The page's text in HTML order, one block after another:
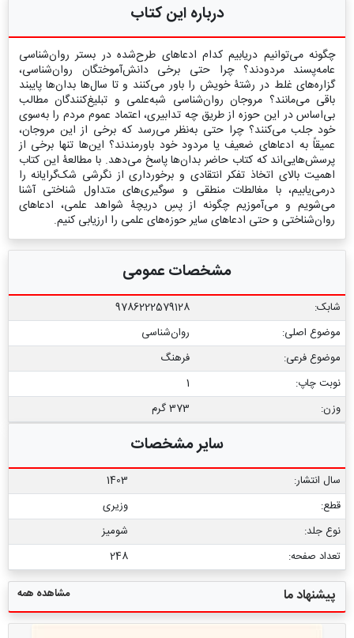
درباره این کتاب
چگونه می‌توانیم دریابیم کدام ادعاهای طرح‌شده در بستر روان‌شناسی
عامه‌پسند مردودند؟ چرا حتی برخی دانش‌آموختگان روان‌شناسی،
گزاره‌های غلط در رشتۀ خویش را باور می‌کنند و تا سال‌ها بدان‌ها پایبند
باقی می‌مانند؟ مروجان روان‌شناسی شبه‌علمی و تبلیغ‌کنندگان مطالب
بی‌اساس در این حوزه از طریق چه تدابیری، اعتماد عموم مردم را به‌سوی
خود جلب می‌کنند؟ چرا حتی به‌نظر می‌رسد که برخی از این مروجان،
عمیقاً به ادعاهای ضعیف یا مردود خود باورمندند؟ این‌ها تنها برخی از
پرسش‌هایی‌اند که کتاب حاضر بدان‌ها پاسخ می‌دهد. با مطالعۀ این کتاب
اهمیت بالای اتخاذ تفکر انتقادی و برخورداری از نگرشی شک‌گرایانه را
درمی‌یابیم، با مغالطات منطقی و سوگیری‌های متداول شناختی آشنا
می‌شویم و می‌آموزیم چگونه از پسِ دریچۀ شواهد علمی، ادعاهای
روان‌شناختی و حتی ادعاهای سایر حوزه‌های علمی را ارزیابی کنیم.
مشخصات عمومی
شابک:
9786222579128
موضوع اصلی:
روان‌شناسی
موضوع فرعی:
فرهنگ
نوبت چاپ:
1
وزن:
373 گرم
سایر مشخصات
سال انتشار:
1403
قطع:
وزیری
نوع جلد:
شومیز
تعداد صفحه:
248
پیشنهاد ما مشاهده همه